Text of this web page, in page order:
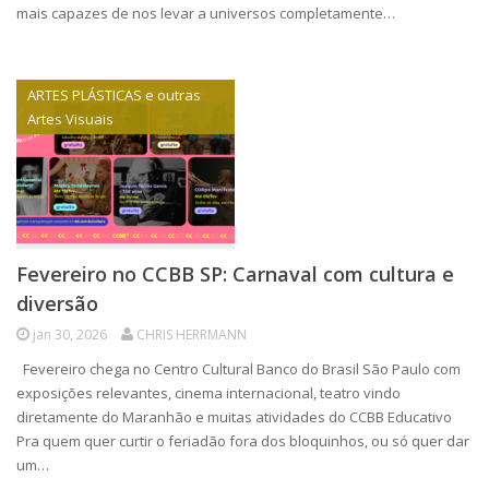
mais capazes de nos levar a universos completamente…
ARTES PLÁSTICAS e outras
Artes Visuais
Fevereiro no CCBB SP: Carnaval com cultura e
diversão
jan 30, 2026 CHRIS HERRMANN
Fevereiro chega no Centro Cultural Banco do Brasil São Paulo com
exposições relevantes, cinema internacional, teatro vindo
diretamente do Maranhão e muitas atividades do CCBB Educativo
Pra quem quer curtir o feriadão fora dos bloquinhos, ou só quer dar
um…